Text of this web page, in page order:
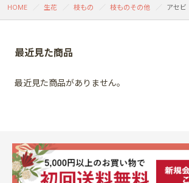
HOME 生花 枝もの 枝ものその他 アセビ
最近見た商品
最近見た商品がありません。